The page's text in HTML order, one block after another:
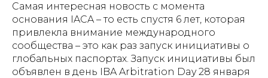
Самая интересная новость с момента
основания IACA – то есть спустя 6 лет, которая
привлекла внимание международного
сообщества – это как раз запуск инициативы о
глобальных паспортах. Запуск инициативы был
объявлен в день IBA Arbitration Day 28 января